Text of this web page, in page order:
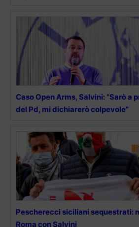
Caso Open Arms, Salvini: “Sarò a
del Pd, mi dichiarerò colpevole”
Pescherecci siciliani sequestrati:
Roma con Salvini